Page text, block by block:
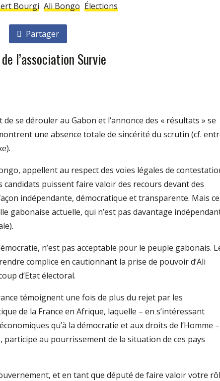
Bourgi Ali Bongo Élections
Partager
l’association Survie
se dérouler au Gabon et l’annonce des « résultats » se
une absence totale de sincérité du scrutin (cf.
appellent au respect des voies légales de
puissent faire valoir des recours devant des
indépendante, démocratique et transparente. Mais
gabonaise actuelle, qui n’est pas davantage
n’est pas acceptable pour le peuple gabonais.
complice en cautionnant la prise de pouvoir d’Ali
d’Etat électoral.
témoignent une fois de plus du rejet par les
de la France en Afrique, laquelle – en s’intéressant
qu’à la démocratie et aux droits de l’Homme
au pourrissement de la situation de ces pays
et en tant que député de faire valoir votre